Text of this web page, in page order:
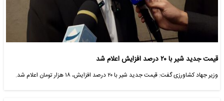
قیمت جدید شیر با ۲۰ درصد افزایش اعلام شد
وزیر جهاد کشاورزی گفت: قیمت جدید شیر با ۲۰‌ درصد افزایش، ۱۸ هزار تومان اعلام‌ شد.